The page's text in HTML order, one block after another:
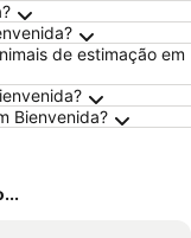
de estimação em
Bienvenida?